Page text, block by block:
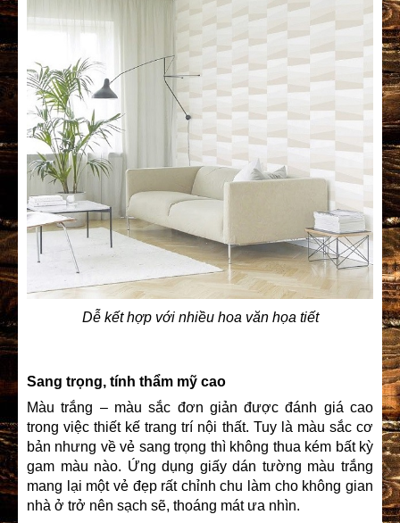
Dễ kết hợp với nhiều hoa văn họa tiết
Sang trọng, tính thẩm mỹ cao
Màu trắng – màu sắc đơn giản được đánh giá cao
trong việc thiết kế trang trí nội thất. Tuy là màu sắc cơ
bản nhưng về vẻ sang trọng thì không thua kém bất kỳ
gam màu nào. Ứng dụng giấy dán tường màu trắng
mang lại một vẻ đẹp rất chỉnh chu làm cho không gian
nhà ở trở nên sạch sẽ, thoáng mát ưa nhìn.